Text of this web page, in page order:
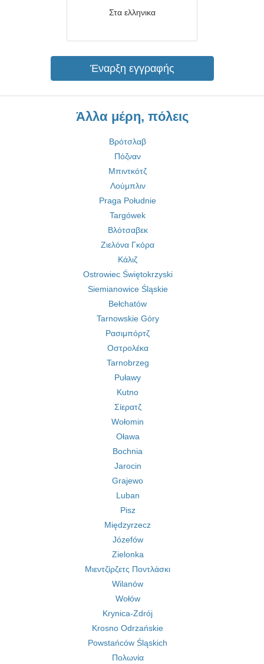
Στα ελληνικα
Έναρξη εγγραφής
Άλλα μέρη, πόλεις
Βρότσλαβ
Πόζναν
Μπιντκότζ
Λούμπλιν
Praga Południe
Targówek
Βλότσαβεκ
Ζιελόνα Γκόρα
Κάλιζ
Ostrowiec Świętokrzyski
Siemianowice Śląskie
Bełchatów
Tarnowskie Góry
Ρασιμπόρτζ
Οστρολέκα
Tarnobrzeg
Puławy
Kutno
Σίερατζ
Wołomin
Oława
Bochnia
Jarocin
Grajewo
Luban
Pisz
Międzyrzecz
Józefów
Zielonka
Μιεντζίρζετς Ποντλάσκι
Wilanów
Wołów
Krynica-Zdrój
Krosno Odrzańskie
Powstańców Śląskich
Πολωνία